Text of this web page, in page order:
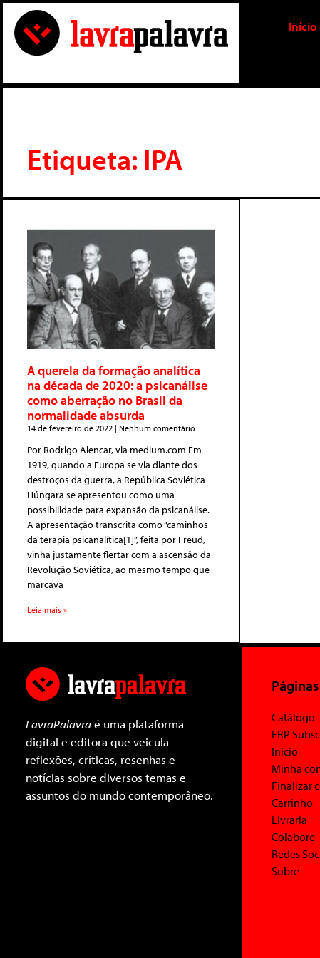
Início
Etiqueta: IPA
A querela da formação analítica
na década de 2020: a psicanálise
como aberração no Brasil da
normalidade absurda
14 de fevereiro de 2022 Nenhum comentário
Por Rodrigo Alencar, via medium.com Em
1919, quando a Europa se via diante dos
destroços da guerra, a República Soviética
Húngara se apresentou como uma
possibilidade para expansão da psicanálise.
A apresentação transcrita como “caminhos
da terapia psicanalítica[1]”, feita por Freud,
vinha justamente flertar com a ascensão da
Revolução Soviética, ao mesmo tempo que
marcava
Leia mais »
LavraPalavraé uma plataforma
digital e editora que veicula
reflexões, críticas, resenhas e
notícias sobre diversos temas e
assuntos do mundo contemporâneo.
Páginas
Catálogo
ERP
Início
Minha
Finalizar
Carrinho
Livraria
Colabore
Redes
Sobre